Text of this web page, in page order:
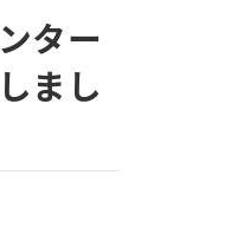
ター
まし